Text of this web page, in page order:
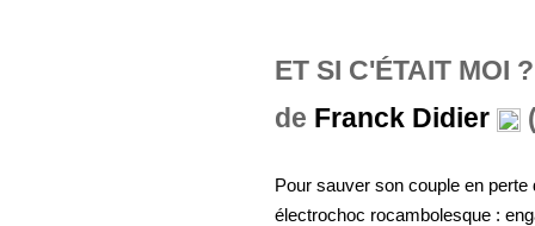
ET SI C'ÉTAIT MOI ?
de Franck Didier
Pour sauver son couple en
électrochoc rocambolesque :